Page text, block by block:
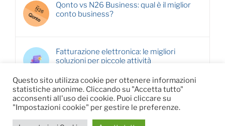
Qonto vs N26 Business: qual è il miglior
conto business?
Fatturazione elettronica: le migliori
soluzioni per piccole attività
Questo sito utilizza cookie per ottenere informazioni
statistiche anonime. Cliccando su "Accetta tutto"
acconsenti all'uso dei cookie. Puoi cliccare su
"Impostazioni cookie" per gestire le preferenze.